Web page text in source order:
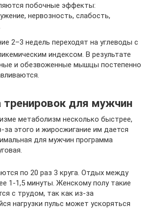
побочные эффекты:
нервозность, слабость,
2–3 недель переходят на углеводы с
индексом. В результате
и обезвоженные мышцы постепенно
для мужчин
метаболизм несколько быстрее,
этого и жиросжигание им дается
для мужчин программа
по 20 раз 3 круга. Отдых между
1-1,5 минуты. Женскому полу такие
с трудом, так как из-за
нагрузки пульс может ускоряться